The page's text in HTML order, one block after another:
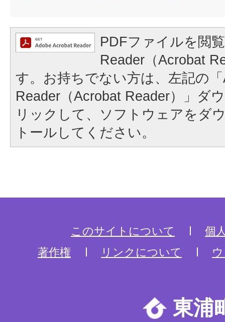
PDFファイルを閲
Reader（Acrobat
す。お持ちでない方は、左記の
Reader（Acrobat Reader）」ダ
リックして、ソフトウェアをダ
トールしてください。
このサイトについて
個
著作権
リンクについて
東浦